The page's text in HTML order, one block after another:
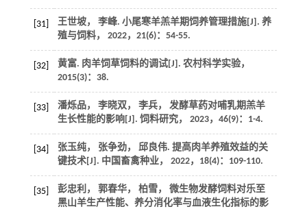
[31] 王世坡， 李峰. 小尾寒羊羔羊期饲养管理措施[J]. 养
殖与饲料， 2022， 21(6)：54-55.
[32] 黄富. 肉羊饲草饲料的调试[J]. 农村科学实验，
2015(3)：38.
[33]
潘烁品， 李晓双， 李兵， 发酵草药对哺乳期羔羊
生长性能的影响[J]. 饲料研究， 2023， 46(9)：1-4.
[34]
张玉纯， 张争劲， 邱良伟. 提高肉羊养殖效益的关
键技术[J]. 中国畜禽种业， 2022， 18(4)：109-110.
[35]
彭忠利， 郭春华， 柏雪， 微生物发酵饲料对乐至
黑山羊生产性能、养分消化率与血液生化指标的影